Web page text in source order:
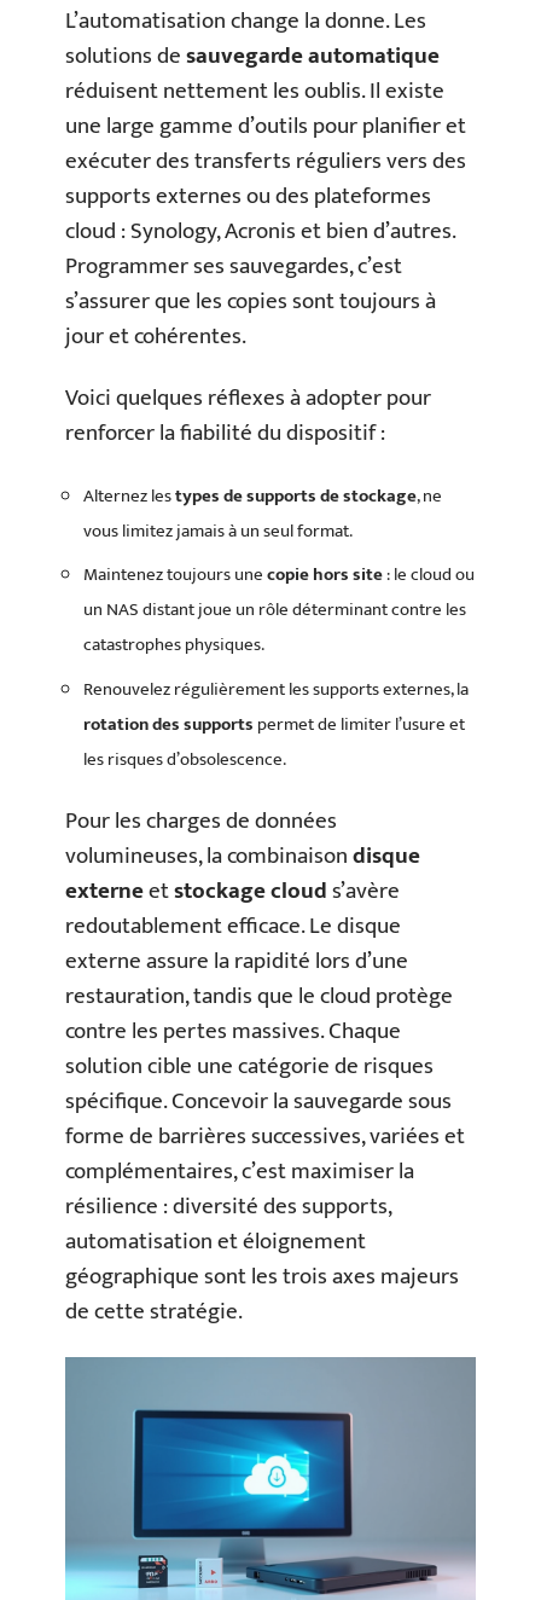
L’automatisation change la donne. Les
solutions desauvegarde automatique
réduisent nettement les oublis. Il existe
une large gamme d’outils pour planifier et
exécuter des transferts réguliers vers des
supports externes ou des plateformes
cloud : Synology, Acronis et bien d’autres.
Programmer ses sauvegardes, c’est
s’assurer que les copies sont toujours à
jour et cohérentes.
Voici quelques réflexes à adopter pour
renforcer la fiabilité du dispositif :
Alternez lestypes de supports de stockage, ne
vous limitez jamais à un seul format.
Maintenez toujours unecopie hors site: le cloud ou
un NAS distant joue un rôle déterminant contre les
catastrophes physiques.
Renouvelez régulièrement les supports externes, la
rotation des supports permet de limiter l’usure et
les risques d’obsolescence.
Pour les charges de données
volumineuses, la combinaisondisque
externeetstockage clouds’avère
redoutablement efficace. Le disque
externe assure la rapidité lors d’une
restauration, tandis que le cloud protège
contre les pertes massives. Chaque
solution cible une catégorie de risques
spécifique. Concevoir la sauvegarde sous
forme de barrières successives, variées et
complémentaires, c’est maximiser la
résilience : diversité des supports,
automatisation et éloignement
géographique sont les trois axes majeurs
de cette stratégie.